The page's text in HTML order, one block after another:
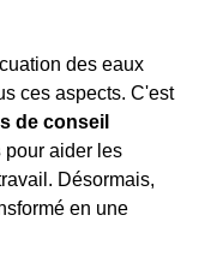
des eaux
ces aspects. C'est
de conseil
pour aider les
Désormais,
en une